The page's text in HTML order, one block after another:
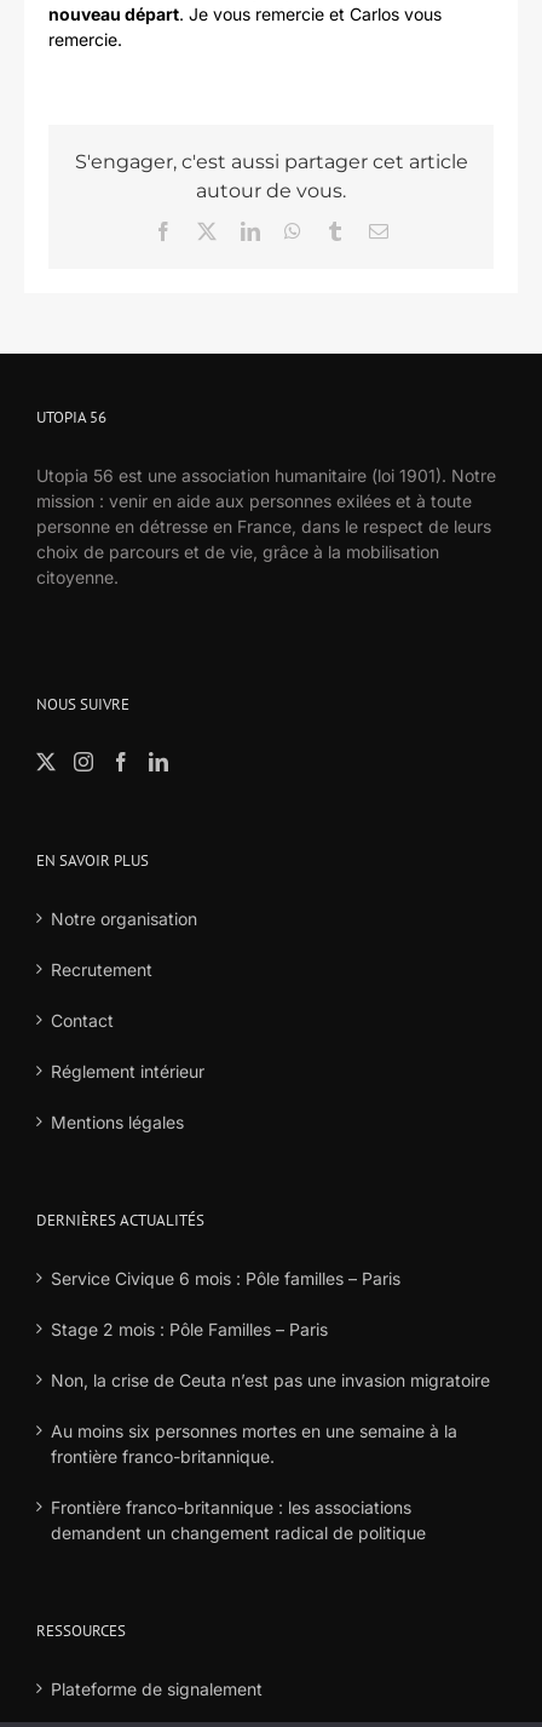
nouveau départ. Je vous remercie et Carlos vous
remercie.
S'engager, c'est aussi partager cet article
autour de vous.
Facebook LinkedInWhatsAppTumblrEmail
UTOPIA 56
Utopia 56 est une association humanitaire (loi 1901). Notre
mission : venir en aide aux personnes exilées et à toute
personne en détresse en France, dans le respect de leurs
choix de parcours et de vie, grâce à la mobilisation
citoyenne.
NOUS SUIVRE
EN SAVOIR PLUS
Notre organisation
Recrutement
Contact
Réglement intérieur
Mentions légales
DERNIÈRES ACTUALITÉS
Service Civique 6 mois : Pôle familles – Paris
Stage 2 mois : Pôle Familles – Paris
Non, la crise de Ceuta n’est pas une invasion migratoire
Au moins six personnes mortes en une semaine à la
frontière franco-britannique.
Frontière franco-britannique : les associations
demandent un changement radical de politique
RESSOURCES
Plateforme de signalement